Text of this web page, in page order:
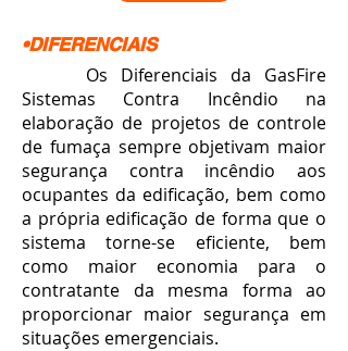
•DIFERENCIAIS
Os Diferenciais da GasFire
Sistemas Contra Incêndio na
elaboração de projetos de controle
de fumaça sempre objetivam maior
segurança contra incêndio aos
ocupantes da edificação, bem como
a própria edificação de forma que o
sistema torne-se eficiente, bem
como maior economia para o
contratante da mesma forma ao
proporcionar maior segurança em
situações emergenciais.